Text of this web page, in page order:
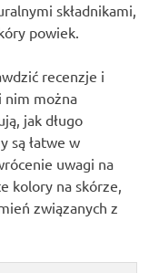
składnikami,
powiek.
recenzje i
nim można
jak długo
są łatwe w
uwagi na
kolory na skórze,
związanych z